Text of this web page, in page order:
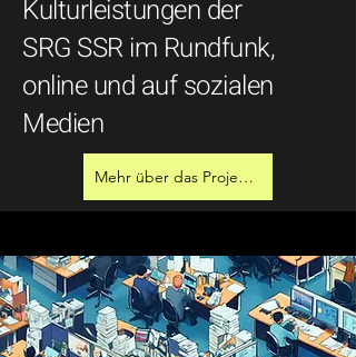
Kulturleistungen der
SRG SSR im Rundfunk,
online und auf sozialen
Medien
Mehr über das Projekt erfahren